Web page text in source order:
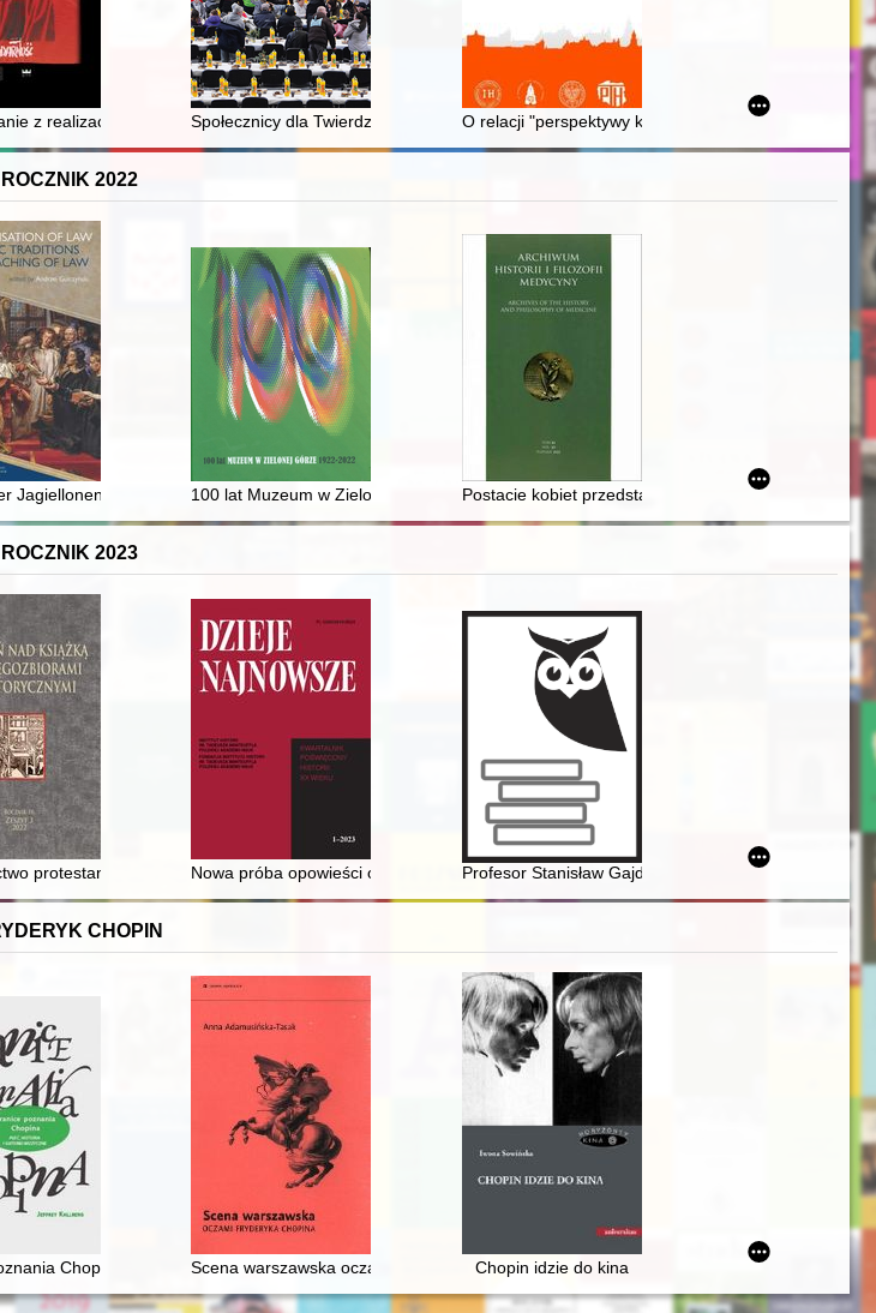
Zachodnim
z realizacji nagrań do projektu Kieleckiego Towarzystwa Naukowego pod tytułem "By nie zapomnieć... ludzie
Społecznicy dla Twierdzy Poznań O relacji "perspektywy kobiet" i historii
ROCZNIK 2022
Archiwum Państwowego w Warszawie
religijnych = Jerzy Hulewicz - selected examples of the explication of religious search
Jagiellonen-Universität Krakau : altpolnische Zeiten - 19. Jahrhndert - Gegenwart
100 lat Muzeum w Zielonej Górze 1922-2022 : skarby kolekcjiPostacie kobiet przedstawione w „Słowniku lekarzów
ROCZNIK 2023
w oczach dziecka" jako przykład propagandy PRL w okresie po stanie wojennym
protestanckie w księgozbiorach bazyliańskich eparchii lwowskiej w XVIII wieku
Nowa próba opowieści o polskiej Dzierżyńszczyźnie : na marginesie pracy Anatola
Profesor Stanisław Gajda
CHOPIN
im. Fryderyka Chopina w Warszawie
XIX wieku. Międzynarodowa konferencja naukowo-artystyczna, 20-21 XI 2006. [T. 1]
Chopina. Płeć, historia i gatunek muzyczny
Scena warszawska oczami Fryderyka ChopinaChopin idzie do kina